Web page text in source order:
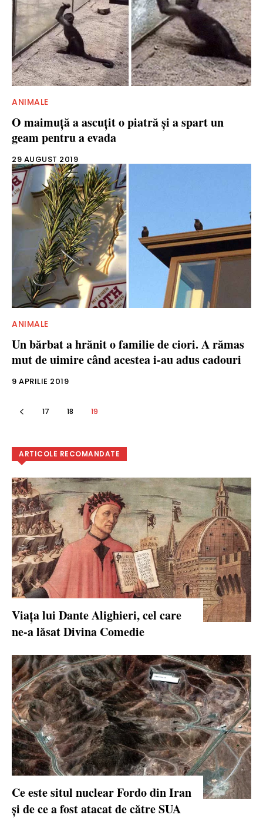
ANIMALE
O maimuţă a ascuţit o piatră şi a spart un
geam pentru a evada
29 AUGUST 2019
ANIMALE
Un bărbat a hrănit o familie de ciori. A rămas
mut de uimire când acestea i-au adus cadouri
9 APRILIE 2019
17 18 19
ARTICOLE RECOMANDATE
Viața lui Dante Alighieri, cel care
ne-a lăsat Divina Comedie
Ce este situl nuclear Fordo din Iran
și de ce a fost atacat de către SUA